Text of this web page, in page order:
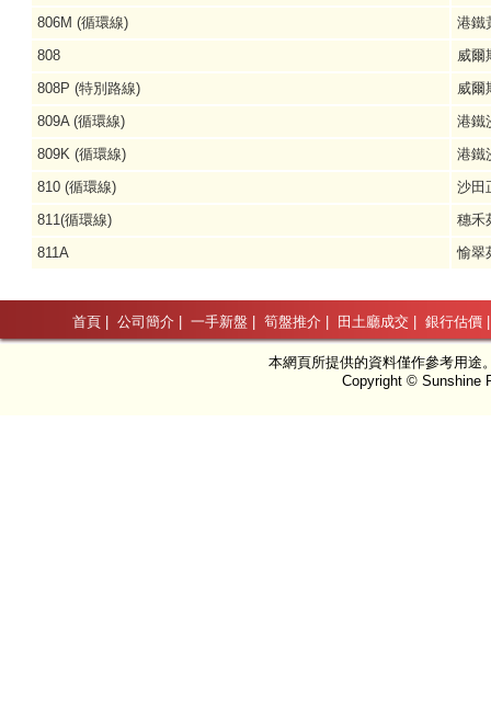
806M (循環線)
港鐵
808
威爾
808P (特別路線)
威爾
809A (循環線)
港鐵
809K (循環線)
港鐵
810 (循環線)
沙田
811(循環線)
穗禾
811A
愉翠
首頁| 公司簡介| 一手新盤| 筍盤推介| 田土廳成交 銀行估價
本網頁所提供的資料僅作參考用途
Copyright © Sunshine